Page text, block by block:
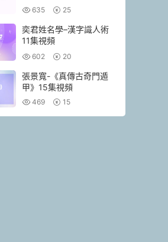
635 25
奕君姓名學–漢字識人術
11集視頻
602 20
張景寬-《真傳古奇門遁
甲》15集視頻
469 15